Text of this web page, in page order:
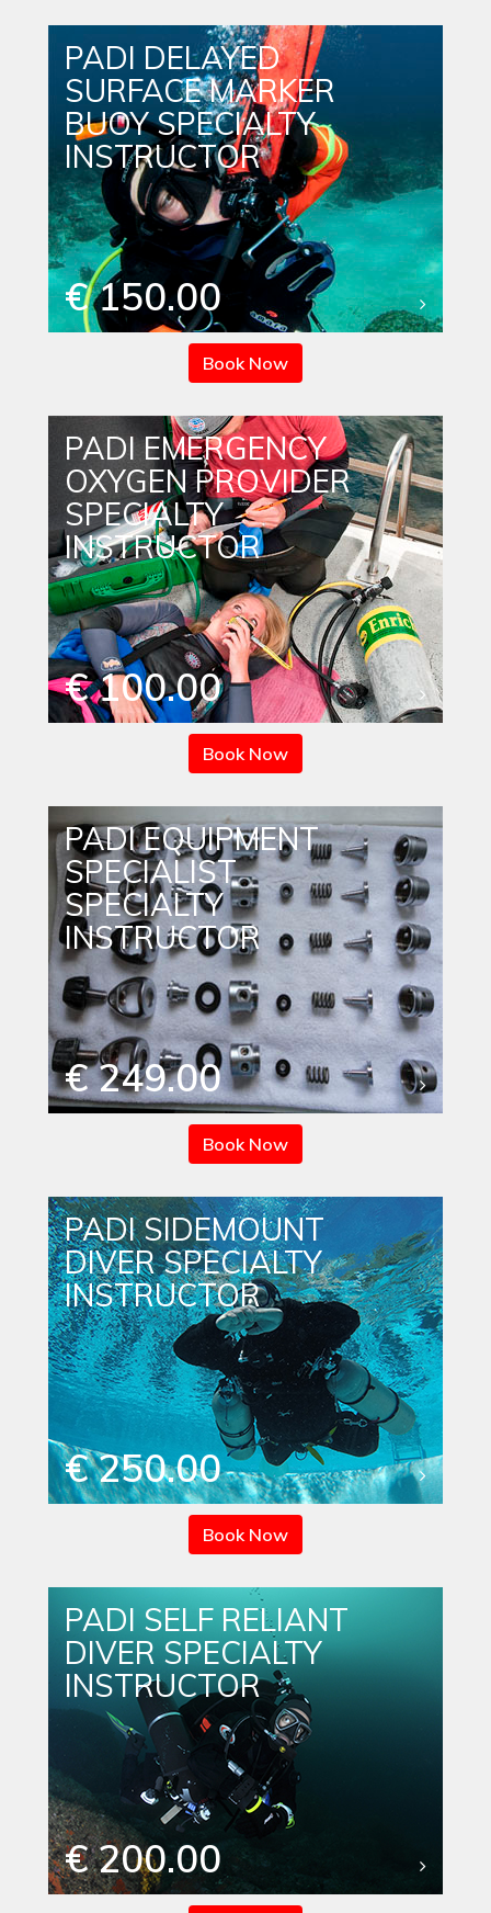
PADI DELAYED
SURFACE MARKER
BUOY SPECIALTY
INSTRUCTOR
€ 150.00
Book Now
PADI EMERGENCY
OXYGEN PROVIDER
SPECIALTY
INSTRUCTOR
€ 100.00
Book Now
PADI EQUIPMENT
SPECIALIST
SPECIALTY
INSTRUCTOR
€ 249.00
Book Now
PADI SIDEMOUNT
DIVER SPECIALTY
INSTRUCTOR
€ 250.00
Book Now
PADI SELF RELIANT
DIVER SPECIALTY
INSTRUCTOR
€ 200.00